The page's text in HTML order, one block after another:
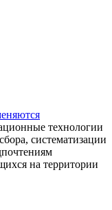
технологии
систематизации
на территории